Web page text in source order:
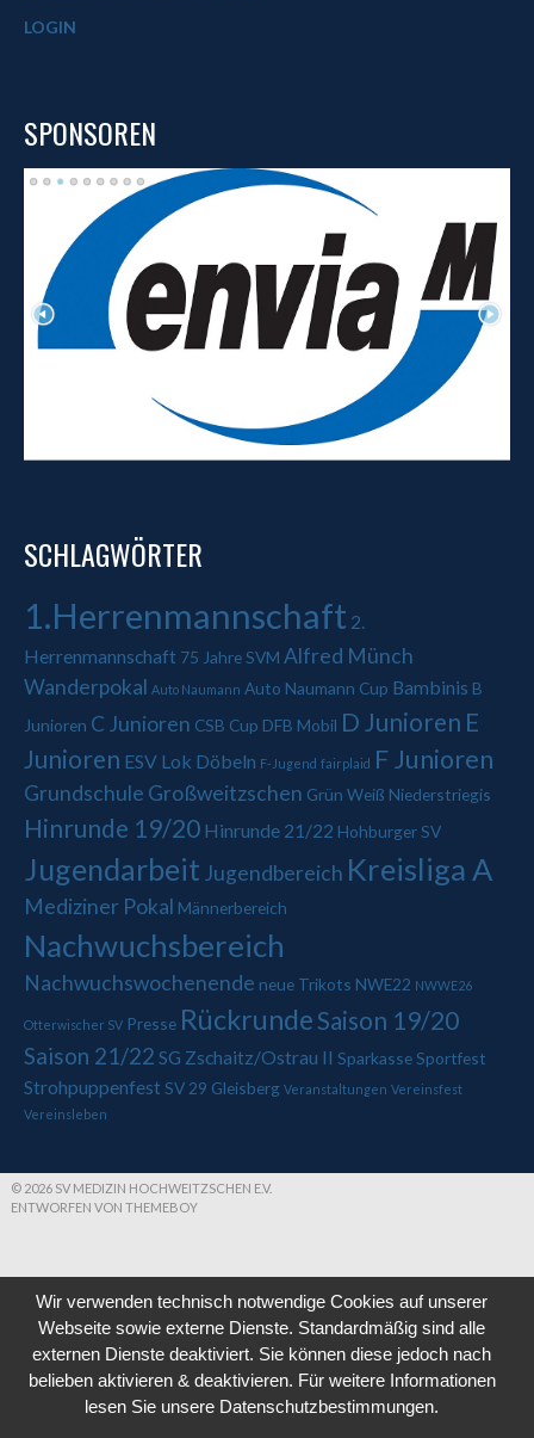
LOGIN
SPONSOREN
SCHLAGWÖRTER
1.Herrenmannschaft 2.
Herrenmannschaft 75 Jahre SVM Alfred Münch
Wanderpokal Auto Naumann Auto Naumann Cup Bambinis B
Junioren C Junioren CSB Cup DFB Mobil D Junioren E
Junioren ESV Lok Döbeln F-Jugend fairplaid F Junioren
Grundschule Großweitzschen Grün Weiß Niederstriegis
Hinrunde 19/20 Hinrunde 21/22 Hohburger SV
Jugendarbeit Jugendbereich Kreisliga A
Mediziner Pokal Männerbereich
Nachwuchsbereich
Nachwuchswochenende neue Trikots NWE22 NWWE26
Otterwischer SV Presse Rückrunde Saison 19/20
Saison 21/22 SG Zschaitz/Ostrau II SparkasseSportfest
Strohpuppenfest SV 29 Gleisberg Veranstaltungen Vereinsfest
Vereinsleben
© 2026 SV MEDIZIN HOCHWEITZSCHEN E.V.
ENTWORFEN VON THEMEBOY
Wir verwenden technisch notwendige Cookies auf unserer
Webseite sowie externe Dienste. Standardmäßig sind alle
externen Dienste deaktiviert. Sie können diese jedoch nach
belieben aktivieren & deaktivieren. Für weitere Informationen
lesen Sie unsere Datenschutzbestimmungen.